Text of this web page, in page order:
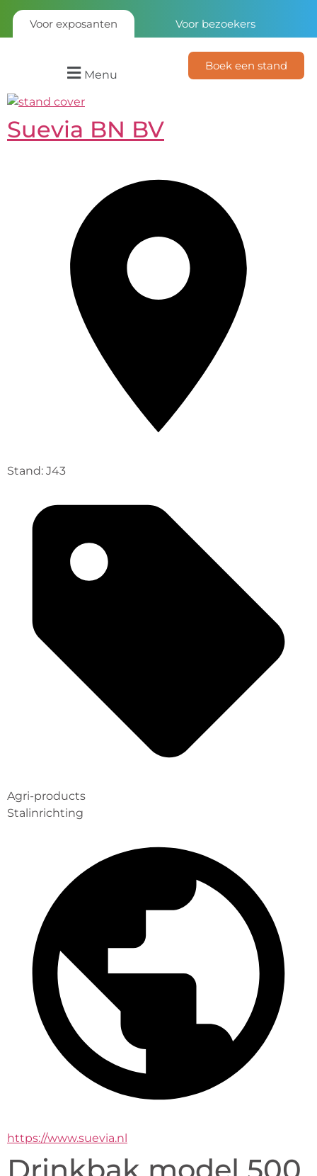
Voor exposanten Voor bezoekers
Menu
Boek een stand
Suevia BN BV
Stand: J43
Agri-products
Stalinrichting
https://www.suevia.nl